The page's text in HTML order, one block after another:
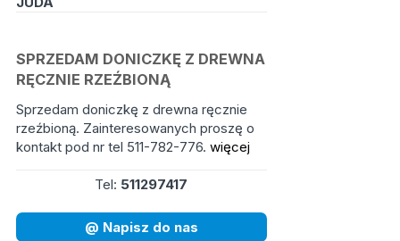
SPRZEDAM DONICZKĘ Z DREWNA
RĘCZNIE RZEŹBIONĄ
Sprzedam doniczkę z drewna ręcznie
rzeźbioną. Zainteresowanych proszę o
kontakt pod nr tel 511-782-776. więcej
Tel: 511297417
@ Napisz do nas